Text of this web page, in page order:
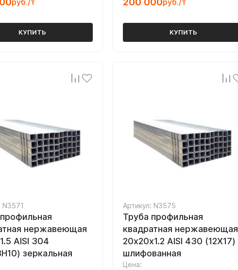
руб./т
КУПИТЬ
руб./т
КУПИТЬ
N3571
нержавеющая
AISI 304
зеркальная
Артикул: N3575
Труба профильная
квадратная нержавеющая
20х20х1.2 AISI 430 (12Х17)
шлифованная
Цена: